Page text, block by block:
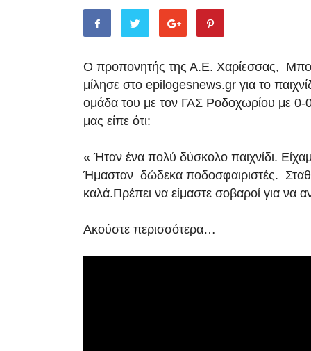
Ο προπονητής της Α.Ε. Χαρίεσσας,
μίλησε στο epilogesnews.gr για το
ομάδα του με τον ΓΑΣ Ροδοχωρίου με
μας είπε ότι:
« Ήταν ένα πολύ δύσκολο παιχνίδι.
Ήμασταν δώδεκα ποδοσφαιριστές.
καλά.Πρέπει να είμαστε σοβαροί για να
Ακούστε περισσότερα…